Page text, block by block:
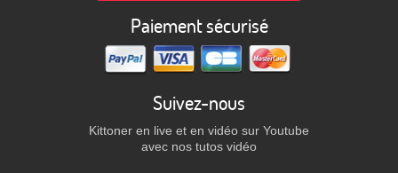
Paiement sécurisé
Suivez-nous
Kittoner en live et en vidéo sur Youtube
avec nos tutos vidéo